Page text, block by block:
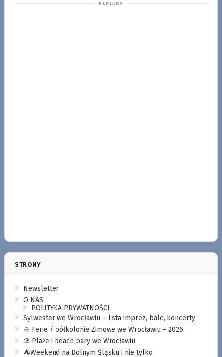
STRONY
Newsletter
O NAS
POLITYKA PRYWATNOŚCI
Sylwester we Wrocławiu – lista imprez, bale, koncerty
⛄️ Ferie / półkolonie Zimowe we Wrocławiu – 2026
⛱️ Plaże i beach bary we Wrocławiu
⛺️Weekend na Dolnym Śląsku i nie tylko